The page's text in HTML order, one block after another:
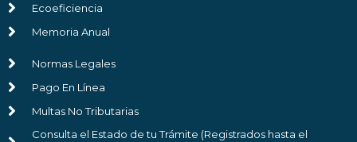
Ecoeficiencia
Memoria Anual
Normas Legales
Pago En Línea
Multas No Tributarias
Consulta el Estado de tu Trámite (Registrados hasta el